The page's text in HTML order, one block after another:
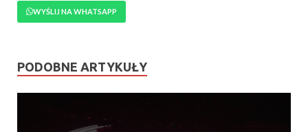
WYŚLIJ NA WHATSAPP
PODOBNE ARTYKUŁY